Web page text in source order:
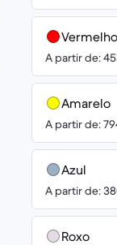
Vermelho
A partir de:
Amarelo
A partir de:
Azul
A partir de:
Roxo